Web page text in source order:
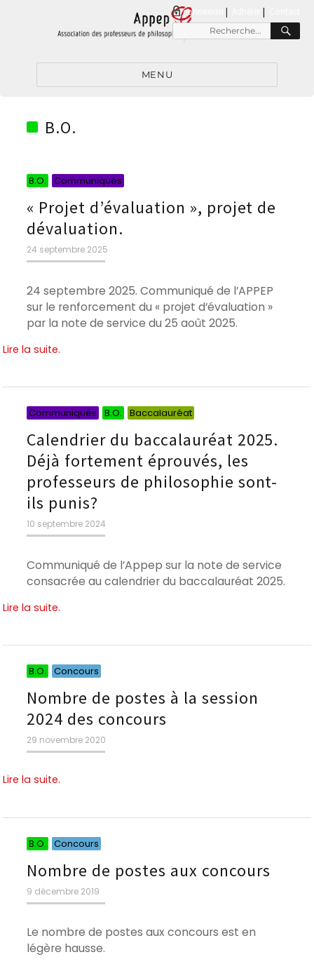
connexion |
Recherche
pour
MENU
B.O.
B.O. Communiqués
« Projet d’évaluation », projet de
dévaluation.
Publié
le
24 septembre 2025
24 septembre 2025. Communiqué de l’APPEP
sur le renforcement du « projet d’évaluation »
par la note de service du 25 août 2025.
Lire la suite.
Communiqués B.O. Baccalauréat
Calendrier du baccalauréat 2025.
Déjà fortement éprouvés, les
professeurs de philosophie sont-
ils punis?
Publié
le
10 septembre 2024
Communiqué de l’Appep sur la note de service
consacrée au calendrier du baccalauréat 2025.
Lire la suite.
B.O. Concours
Nombre de postes à la session
2024 des concours
Publié
le
29 novembre 2020
Lire la suite.
B.O. Concours
Nombre de postes aux concours
Publié
le
9 décembre 2019
Le nombre de postes aux concours est en
légère hausse.